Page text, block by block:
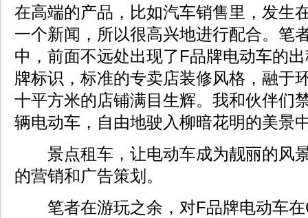
在高端的产品，比如汽车销售里，发生
一个新闻，所以很高兴地进行配合。笔
中，前面不远处出现了F品牌电动车的
牌标识，标准的专卖店装修风格，融于
十平方米的店铺满目生辉。我和伙伴们
辆电动车，自由地驶入柳暗花明的美景
景点租车，让电动车成为靓丽的风
的营销和广告策划。
笔者在游玩之余，对F品牌电动车在